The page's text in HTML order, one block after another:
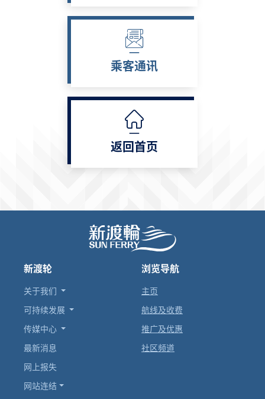
乘客通讯
返回首页
新渡轮
关于我们
可持续发展
传媒中心
最新消息
网上报失
网站连结
浏览导航
主页
航线及收费
推广及优惠
社区频道